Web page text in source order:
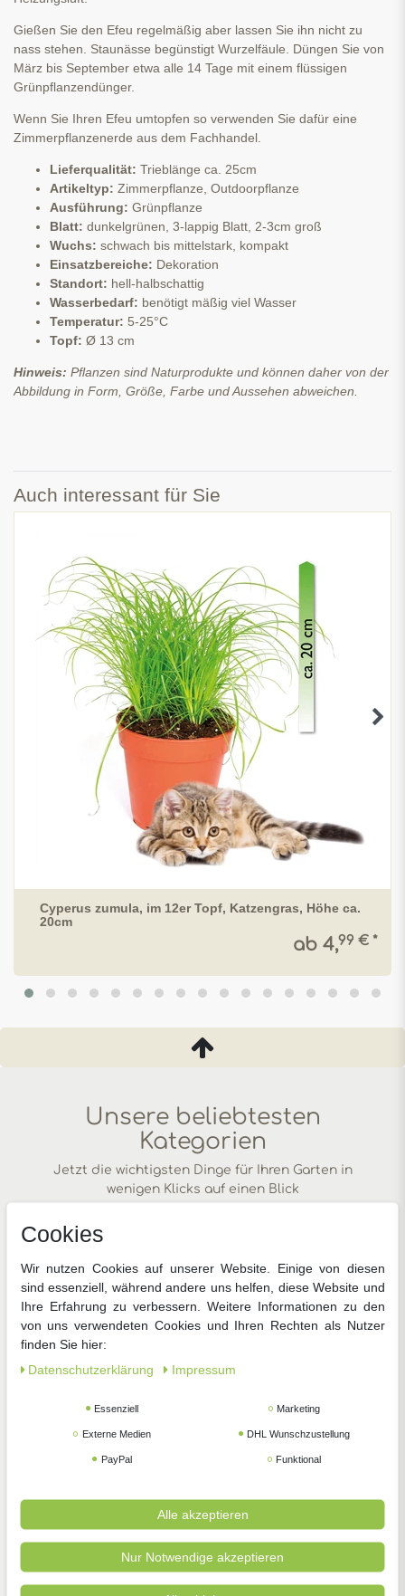
Gießen Sie den Efeu regelmäßig aber lassen Sie ihn nicht zu
nass stehen. Staunässe begünstigt Wurzelfäule. Düngen Sie von
März bis September etwa alle 14 Tage mit einem flüssigen
Grünpflanzendünger.
Wenn Sie Ihren Efeu umtopfen so verwenden Sie dafür eine
Zimmerpflanzenerde aus dem Fachhandel.
Lieferqualität: Trieblänge ca. 25cm
Artikeltyp: Zimmerpflanze, Outdoorpflanze
Ausführung: Grünpflanze
Blatt: dunkelgrünen, 3-lappig Blatt, 2-3cm groß
Wuchs: schwach bis mittelstark, kompakt
Einsatzbereiche: Dekoration
Standort: hell-halbschattig
Wasserbedarf: benötigt mäßig viel Wasser
Temperatur: 5-25°C
Topf: Ø 13 cm
Hinweis: Pflanzen sind Naturprodukte und können daher von der
Abbildung in Form, Größe, Farbe und Aussehen abweichen.
Auch interessant für Sie
Cyperus zumula, im 12er Topf, Katzengras, Höhe ca.
20cm
ab 4,99 € *
Unsere beliebtesten
Kategorien
Jetzt die wichtigsten Dinge für Ihren Garten in
wenigen Klicks auf einen Blick
Gemüsesamen
Zimmerpflanzen Pflanzenschutz Gartengeräte
Cookies
Wir nutzen Cookies auf unserer Website. Einige von diesen
sind essenziell, während andere uns helfen, diese Website und
Ihre Erfahrung zu verbessern. Weitere Informationen zu den
von uns verwendeten Cookies und Ihren Rechten als Nutzer
finden Sie hier:
Daten­schutz­erklärung
Impressum
Essenziell Marketing
Externe Medien DHL Wunschzustellung
PayPal Funktional
Alle akzeptieren
Nur Notwendige akzeptieren